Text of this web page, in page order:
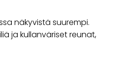
näkyvistä suurempi.
ja kullanväriset reunat,